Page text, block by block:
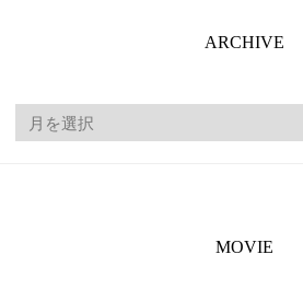
ARCHIVE
ARCHIVE
MOVIE